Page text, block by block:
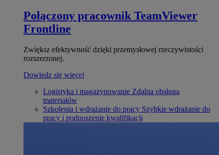
Połączony pracownik TeamViewer
Frontline
Zwiększ efektywność dzięki przemysłowej rzeczywistości
rozszerzonej.
Dowiedz się więcej
Logistyka i magazynowanie Zdalna obsługa
materiałów
Szkolenia i wdrażanie do pracy Szybkie wdrażanie do
pracy i podnoszenie kwalifikacji